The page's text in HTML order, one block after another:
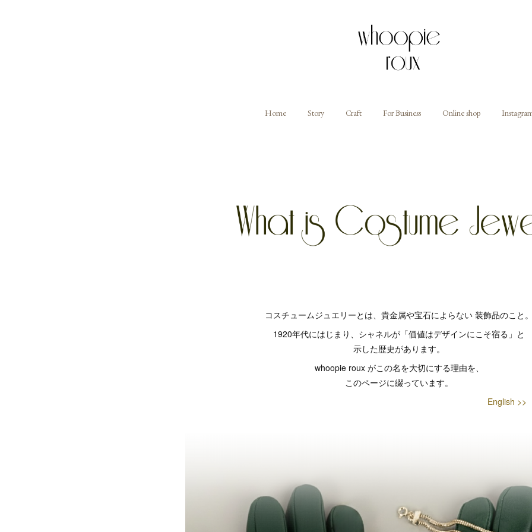
Home Story Craft For Business Online shop
コスチュームジュエリーとは、貴金属や宝石によらない 装飾品のこと
1920年代にはじまり、シャネルが「価値はデザインにこそ宿る」と
示した歴史があります。
whoopie roux がこの名を大切にする理由を、
このページに綴っています。
English >>